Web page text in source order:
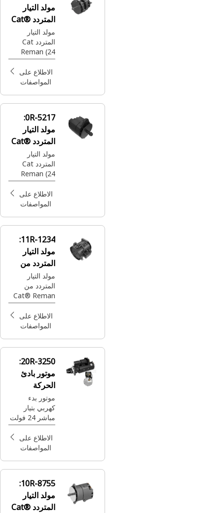
مولد التيار
المتردد Cat®
Reman
مولد التيار
المتردد Cat
Reman (24
فولت-50 أمبير)
الاطلاع على
المواصفات
0R-5217:
مولد التيار
المتردد Cat®
Reman
مولد التيار
المتردد Cat
Reman (24
فولت-35 أمبير)
الاطلاع على
المواصفات
11R-1234:
مولد التيار
المتردد من
Cat® Reman
جديد بقطعٍ
أصلية
مولد التيار
المتردد من
Cat® Reman
(جديد بقطع
أصلية) (24
فولت-150
الشحن)
الاطلاع على
المواصفات
20R-3250:
موتور بادئ
الحركة
Reman
موتور بدء
كهربي بتيار
مباشر 24 فولت
من Cat®‎
للمحرك
الاطلاع على
المواصفات
10R-8755:
مولد التيار
المتردد Cat®